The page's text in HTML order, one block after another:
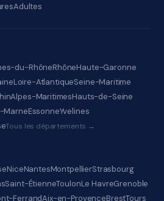
Adultes
du-RhôneRhôneHaute-Garonne
Loire-AtlantiqueSeine-Maritime
Alpes-MaritimesHauts-de-Seine
MarneEssonneYvelines
Tous les départements →
NiceNantesMontpellierStrasbourg
Saint-ÉtienneToulonLe HavreGrenoble
FerrandAix-en-ProvenceBrestTours